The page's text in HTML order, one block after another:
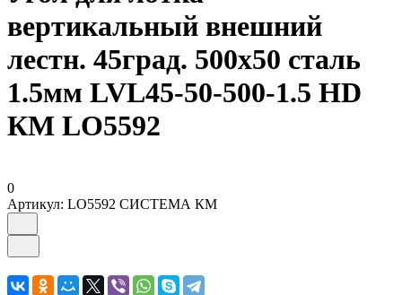
вертикальный внешний
лестн. 45град. 500х50 сталь
1.5мм LVL45-50-500-1.5 HD
КМ LO5592
0
Артикул: LO5592 СИСТЕМА КМ